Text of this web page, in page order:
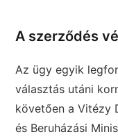
A szerződés
Az ügy egyik
választás utáni
követően a Vitézy
és Beruházási